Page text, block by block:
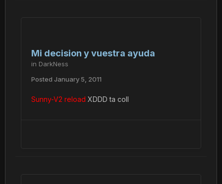
Mi decision y vuestra ayuda
in DarkNess
Posted January 5, 2011
Sunny-V2 reload XDDD ta coll